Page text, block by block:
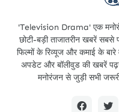
'Television Drama' एक
छोटी-बड़ी ताजातरीन खबरें
फिल्मों के रिव्यूज और कमाई के
अपडेट और बॉलीवुड की खबरें पढ़ने
मनोरंजन से जुड़ी सभी जरूरी